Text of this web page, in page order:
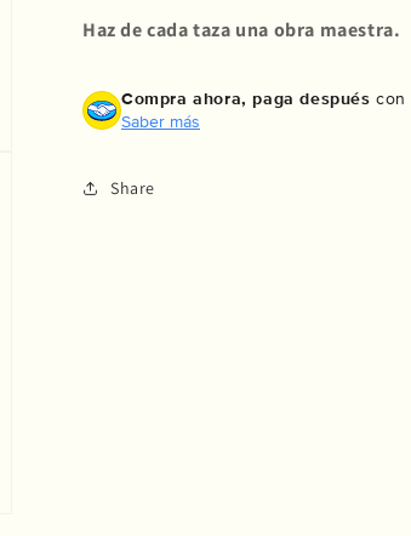
Haz de cada taza una obra maestra.
Compra ahora, paga después con
Saber más
Share